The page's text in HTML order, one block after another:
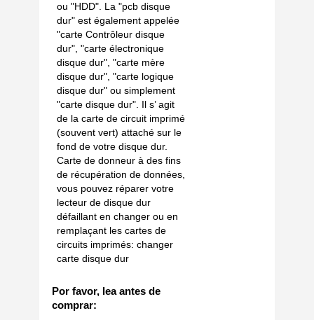
ou "HDD". La "pcb disque
dur" est également appelée
"carte Contrôleur disque
dur", "carte électronique
disque dur", "carte mère
disque dur", "carte logique
disque dur" ou simplement
"carte disque dur". Il s’ agit
de la carte de circuit imprimé
(souvent vert) attaché sur le
fond de votre disque dur.
Carte de donneur à des fins
de récupération de données,
vous pouvez réparer votre
lecteur de disque dur
défaillant en changer ou en
remplaçant les cartes de
circuits imprimés: changer
carte disque dur
Por favor, lea antes de
comprar: